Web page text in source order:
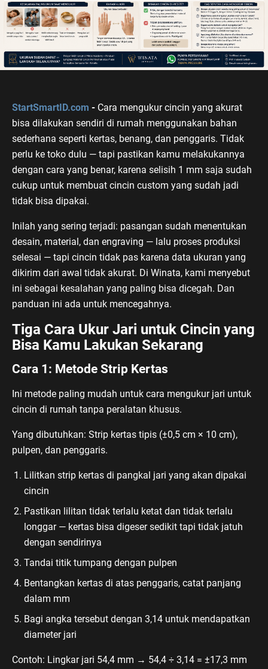
StartSmartID.com - Cara mengukur cincin yang akurat
bisa dilakukan sendiri di rumah menggunakan bahan
sederhana seperti kertas, benang, dan penggaris. Tidak
perlu ke toko dulu — tapi pastikan kamu melakukannya
dengan cara yang benar, karena selisih 1 mm saja sudah
cukup untuk membuat cincin custom yang sudah jadi
tidak bisa dipakai.
Inilah yang sering terjadi: pasangan sudah menentukan
desain, material, dan engraving — lalu proses produksi
selesai — tapi cincin tidak pas karena data ukuran yang
dikirim dari awal tidak akurat. Di Winata, kami menyebut
ini sebagai kesalahan yang paling bisa dicegah. Dan
panduan ini ada untuk mencegahnya.
Tiga Cara Ukur Jari untuk Cincin yang
Bisa Kamu Lakukan Sekarang
Cara 1: Metode Strip Kertas
Ini metode paling mudah untuk cara mengukur jari untuk
cincin di rumah tanpa peralatan khusus.
Yang dibutuhkan: Strip kertas tipis (±0,5 cm × 10 cm),
pulpen, dan penggaris.
Lilitkan strip kertas di pangkal jari yang akan dipakai
cincin
Pastikan lilitan tidak terlalu ketat dan tidak terlalu
longgar — kertas bisa digeser sedikit tapi tidak jatuh
dengan sendirinya
Tandai titik tumpang dengan pulpen
Bentangkan kertas di atas penggaris, catat panjang
dalam mm
Bagi angka tersebut dengan 3,14 untuk mendapatkan
diameter jari
Contoh: Lingkar jari 54,4 mm → 54,4 ÷ 3,14 = ±17,3 mm